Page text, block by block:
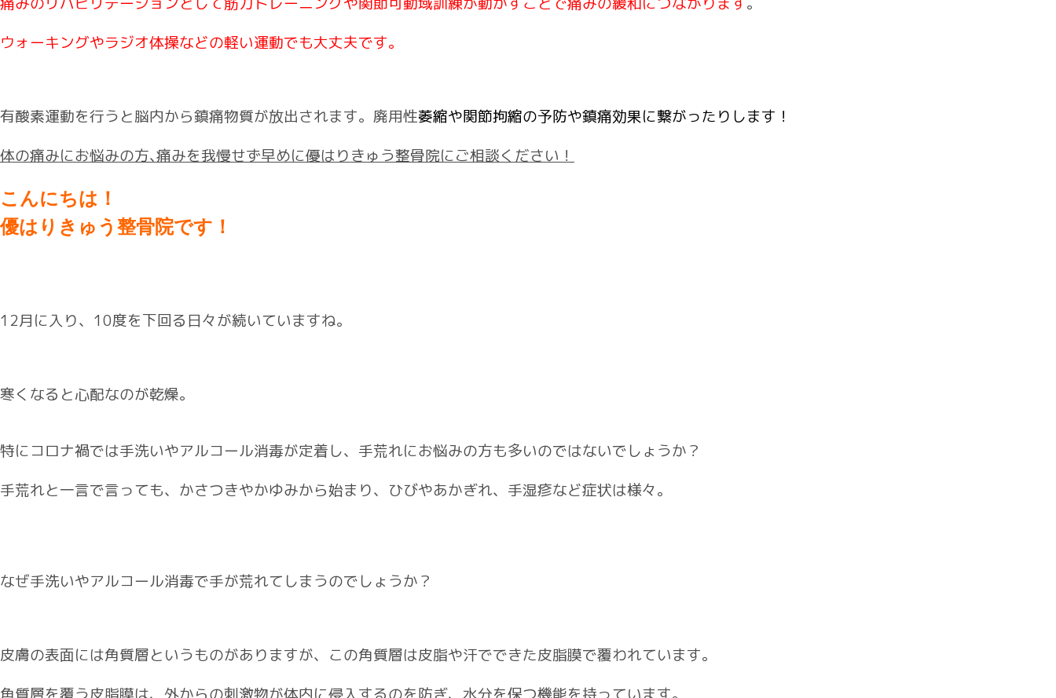
ウォーキングやラジオ体操などの軽い運動でも大丈夫です。
有酸素運動を行うと脳内から鎮痛物質が放出されます。廃用性萎縮や関節拘縮の予防や鎮痛効果に繋がったりします！
体の痛みにお悩みの方､痛みを我慢せず早めに優はりきゅう整骨院にご相談ください！
こんにちは！
優はりきゅう整骨院です！
12月に入り、10度を下回る日々が続いていますね。
寒くなると心配なのが乾燥。
特にコロナ禍では手洗いやアルコール消毒が定着し、手荒れにお悩みの方も多いのではないでしょうか？
手荒れと一言で言っても、かさつきやかゆみから始まり、ひびやあかぎれ、手湿疹など症状は様々。
なぜ手洗いやアルコール消毒で手が荒れてしまうのでしょうか？
皮膚の表面には角質層というものがありますが、この角質層は皮脂や汗でできた皮脂膜で覆われています。